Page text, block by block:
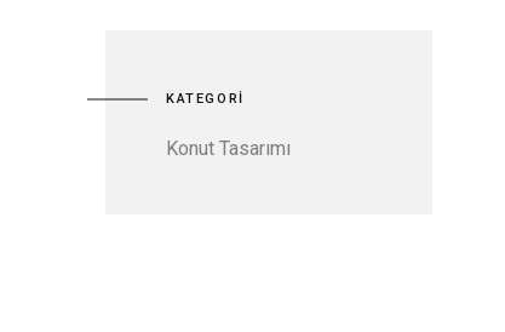
KATEGORİ
Konut Tasarımı